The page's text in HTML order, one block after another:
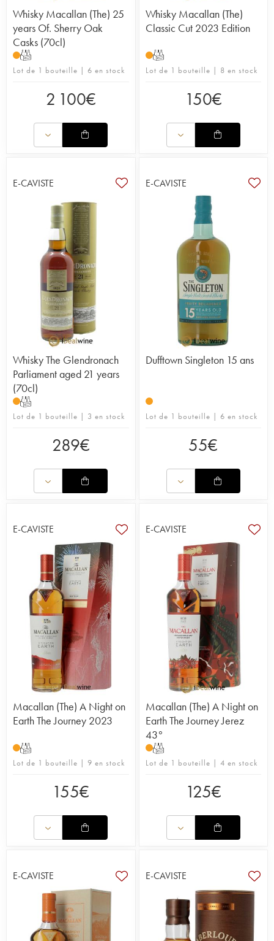
Whisky Macallan (The) 25
years Of. Sherry Oak
Casks (70cl)
T
Lot de 1 bouteille | 6 en stock
2 100€
Whisky Macallan (The)
Classic Cut 2023 Edition
T
Lot de 1 bouteille | 8 en stock
150€
E-CAVISTE
Whisky The Glendronach
Parliament aged 21 years
(70cl)
T
Lot de 1 bouteille | 3 en stock
289€
E-CAVISTE
Dufftown Singleton 15 ans
Lot de 1 bouteille | 6 en stock
55€
E-CAVISTE
Macallan (The) A Night on
Earth The Journey 2023
T
Lot de 1 bouteille | 9 en stock
155€
E-CAVISTE
Macallan (The) A Night on
Earth The Journey Jerez
43°
T
Lot de 1 bouteille | 4 en stock
125€
E-CAVISTE E-CAVISTE